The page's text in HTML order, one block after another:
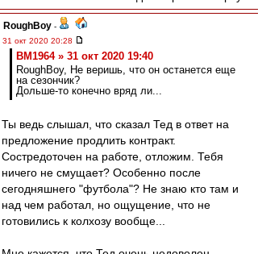
RoughBoy -
31 окт 2020 20:28
BM1964 » 31 окт 2020 19:40
RoughBoy, Не веришь, что он останется еще
на сезончик?
Дольше-то конечно вряд ли...
Ты ведь слышал, что сказал Тед в ответ на
предложение продлить контракт.
Состредоточен на работе, отложим. Тебя
ничего не смущает? Особенно после
сегодняшнего "футбола"? Не знаю кто там и
над чем работал, но ощущение, что не
готовились к колхозу вообще...